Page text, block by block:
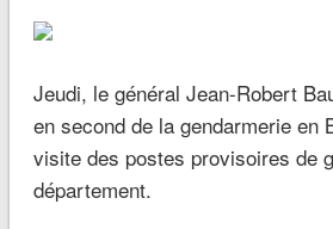
Jeudi, le général Jean-Robert
en second de la gendarmerie en
visite des postes provisoires de
département.